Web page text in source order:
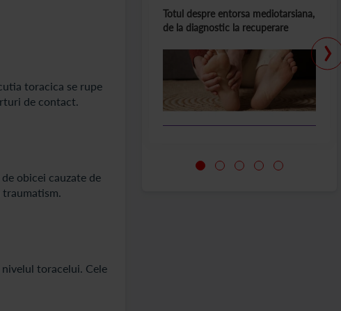
toracica se rupe
de contact.
obicei cauzate de
toracelui. Cele
Totul despre entorsa mediotarsiana,
de la diagnostic la recuperare
›